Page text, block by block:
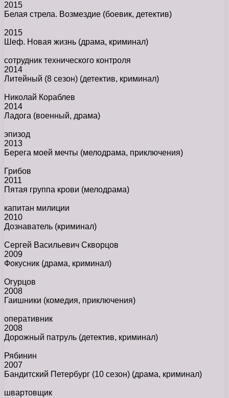
2015
Белая стрела. Возмездие (боевик, детектив)
2015
Шеф. Новая жизнь (драма, криминал)
сотрудник технического контроля
2014
Литейный (8 сезон) (детектив, криминал)
Николай Кораблев
2014
Ладога (военный, драма)
эпизод
2013
Берега моей мечты (мелодрама, приключения)
Грибов
2011
Пятая группа крови (мелодрама)
капитан милиции
2010
Дознаватель (криминал)
Сергей Васильевич Скворцов
2009
Фокусник (драма, криминал)
Огурцов
2008
Гаишники (комедия, приключения)
оперативник
2008
Дорожный патруль (детектив, криминал)
Рябинин
2007
Бандитский Петербург (10 сезон) (драма, криминал)
швартовщик